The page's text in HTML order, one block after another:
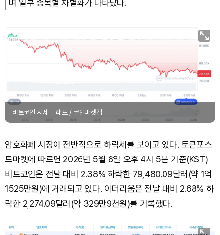
며 일부 종목별 차별화가 나타났다.
비트코인 시세 그래프 / 코인마켓캡
암호화폐 시장이 전반적으로 하락세를 보이고 있다. 토큰포스
트마켓에 따르면 2026년 5월 8일 오후 4시 5분 기준(KST)
비트코인은 전날 대비 2.38% 하락한 79,480.09달러(약 1억
1525만원)에 거래되고 있다. 이더리움은 전날 대비 2.68% 하
락한 2,274.09달러(약 329만9천원)를 기록했다.